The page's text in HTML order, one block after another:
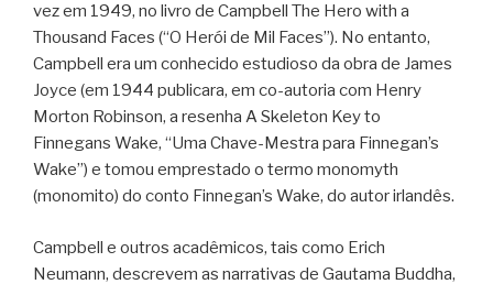
vez em 1949, no livro de Campbell The Hero with a
Thousand Faces (“O Herói de Mil Faces”). No entanto,
Campbell era um conhecido estudioso da obra de James
Joyce (em 1944 publicara, em co-autoria com Henry
Morton Robinson, a resenha A Skeleton Key to
Finnegans Wake, “Uma Chave-Mestra para Finnegan’s
Wake”) e tomou emprestado o termo monomyth
(monomito) do conto Finnegan’s Wake, do autor irlandês.
Campbell e outros acadêmicos, tais como Erich
Neumann, descrevem as narrativas de Gautama Buddha,